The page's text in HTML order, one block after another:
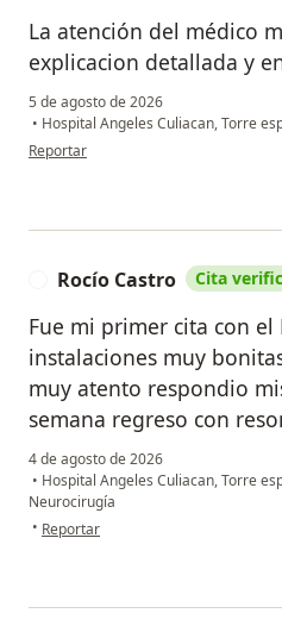
La atención del médico
explicacion detallada y
5 de agosto de 2026
• Hospital Angeles Culiacan, Torre
en opinión del usuario Delia del C
Reportar
Rocío Castro Cita
Fue mi primer cita con el
instalaciones muy
muy atento respondio
semana regreso con
4 de agosto de 2026
• Hospital Angeles Culiacan, Torre
Neurocirugía
• en opinión del usuario Rocío Castro
Reportar